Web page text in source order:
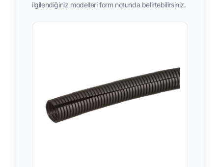
ilgilendiğiniz modelleri form notunda belirtebilirsiniz.